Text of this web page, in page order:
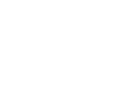
홈페이지